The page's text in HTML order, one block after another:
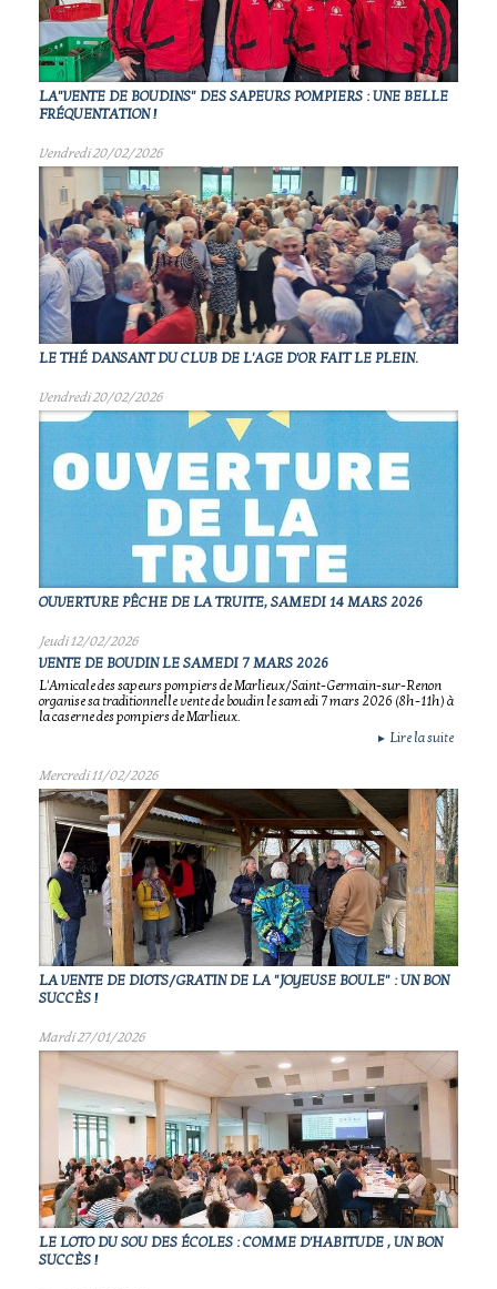
LA"VENTE DE BOUDINS" DES SAPEURS POMPIERS : UNE BELLE
FRÉQUENTATION !
Vendredi 20/02/2026
LE THÉ DANSANT DU CLUB DE L'AGE D'OR FAIT LE PLEIN.
Vendredi 20/02/2026
OUVERTURE PÊCHE DE LA TRUITE, SAMEDI 14 MARS 2026
Jeudi 12/02/2026
VENTE DE BOUDIN LE SAMEDI 7 MARS 2026
L'Amicale des sapeurs pompiers de Marlieux/Saint-Germain-sur-Renon
organise sa traditionnelle vente de boudin le samedi 7 mars 2026 (8h-11h) à
la caserne des pompiers de Marlieux.
► Lire la suite
Mercredi 11/02/2026
LA VENTE DE DIOTS/GRATIN DE LA "JOYEUSE BOULE" : UN BON
SUCCÈS !
Mardi 27/01/2026
LE LOTO DU SOU DES ÉCOLES : COMME D'HABITUDE , UN BON
SUCCÈS !